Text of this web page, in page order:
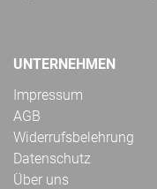
UNTERNEHMEN
Impressum
AGB
Widerrufsbelehrung
Datenschutz
Über uns